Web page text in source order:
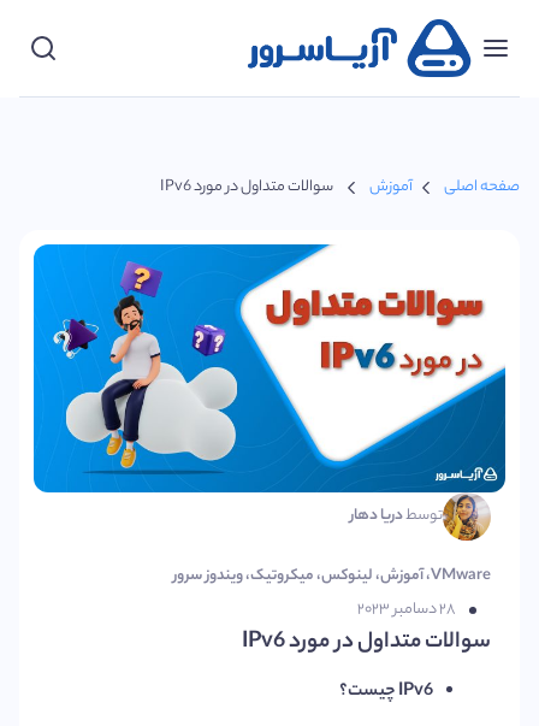
کنید
صفحه اصلی آموزش سوالات متداول در مورد IPv6
توسطدریا دهار
VMware،آموزش،لینوکس،میکروتیک،ویندوز سرور
۲۸ دسامبر ۲۰۲۳
سوالات متداول در مورد IPv6
IPv6چیست؟